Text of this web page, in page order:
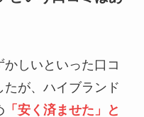
しいといった口コ
たが、ハイブランド
「安く済ませた」と